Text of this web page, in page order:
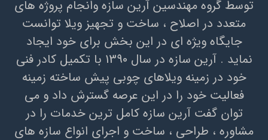
توسط گروه مهندسين آرين سازه وانجام پروژه هاي
متعدد در اصلاح ، ساخت و تجهيز ويلا توانست
جايگاه ويژه اي در اين بخش براي خود ايجاد
نمايد . آرين سازه در سال 1390 با تکميل کادر فني
خود در زمينه ويلاهاي چوبي پيش ساخته زمينه
فعاليت خود را در اين عرصه گسترش داد و مي
توان گفت آرين سازه کامل ترين خدمات را در
مشاوره ، طراحي ، ساخت و اجراي انواع سازه هاي